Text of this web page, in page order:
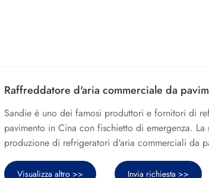
Raffreddatore d'aria commerciale da
Sandie è uno dei famosi produttori e fornitori di
pavimento in Cina con fischietto di emergenza.
produzione di refrigeratori d'aria commerciali da
Visualizza altro >> Invia richiesta >>